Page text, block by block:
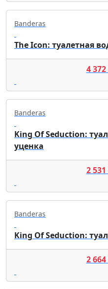
Banderas
The Icon: туалетная
4 372
Banderas
King Of Seduction:
уценка
2 531
Banderas
King Of Seduction:
2 664